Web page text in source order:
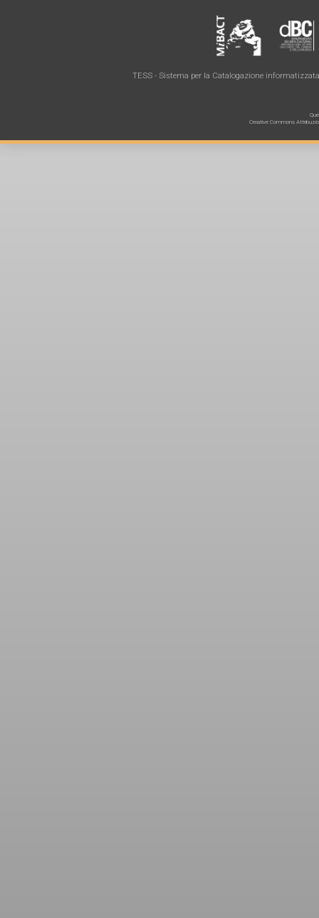
TESS - Sistema per la Catalogazione
Creative Commons